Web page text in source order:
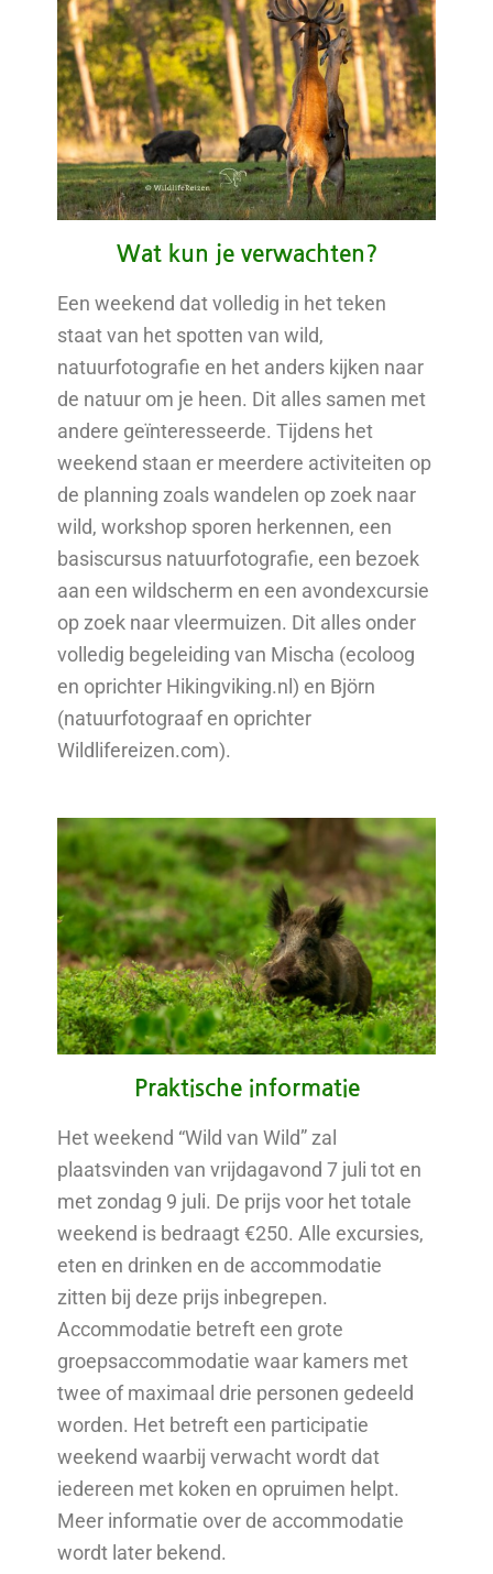
Wat kun je verwachten?
Een weekend dat volledig in het teken
staat van het spotten van wild,
natuurfotografie en het anders kijken naar
de natuur om je heen. Dit alles samen met
andere geïnteresseerde. Tijdens het
weekend staan er meerdere activiteiten op
de planning zoals wandelen op zoek naar
wild, workshop sporen herkennen, een
basiscursus natuurfotografie, een bezoek
aan een wildscherm en een avondexcursie
op zoek naar vleermuizen. Dit alles onder
volledig begeleiding van Mischa (ecoloog
en oprichter Hikingviking.nl) en Björn
(natuurfotograaf en oprichter
Wildlifereizen.com).
Praktische informatie
Het weekend “Wild van Wild” zal
plaatsvinden van vrijdagavond 7 juli tot en
met zondag 9 juli. De prijs voor het totale
weekend is bedraagt €250. Alle excursies,
eten en drinken en de accommodatie
zitten bij deze prijs inbegrepen.
Accommodatie betreft een grote
groepsaccommodatie waar kamers met
twee of maximaal drie personen gedeeld
worden. Het betreft een participatie
weekend waarbij verwacht wordt dat
iedereen met koken en opruimen helpt.
Meer informatie over de accommodatie
wordt later bekend.